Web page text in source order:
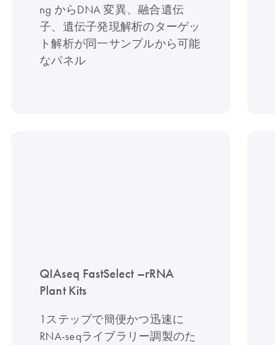
ng からDNA 変異、融合遺伝
子、遺伝子発現解析のターゲッ
ト解析が同一サンプルから可能
なパネル
QIAseq FastSelect –rRNA
Plant Kits
1ステップで簡便かつ迅速に
RNA-seqライブラリー調製のた